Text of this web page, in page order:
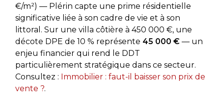
€/m²) — Plérin capte une prime résidentielle
significative liée à son cadre de vie et à son
littoral. Sur une villa côtière à 450 000 €, une
décote DPE de 10 % représente 45 000 €— un
enjeu financier qui rend le DDT
particulièrement stratégique dans ce secteur.
Consultez : Immobilier : faut-il baisser son prix de
vente ?.